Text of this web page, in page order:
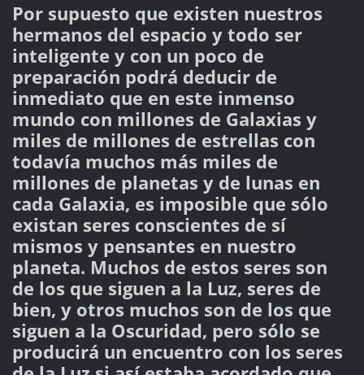
Por supuesto que existen nuestros
hermanos del espacio y todo ser
inteligente y con un poco de
preparación podrá deducir de
inmediato que en este inmenso
mundo con millones de Galaxias y
miles de millones de estrellas con
todavía muchos más miles de
millones de planetas y de lunas en
cada Galaxia, es imposible que sólo
existan seres conscientes de sí
mismos y pensantes en nuestro
planeta. Muchos de estos seres son
de los que siguen a la Luz, seres de
bien, y otros muchos son de los que
siguen a la Oscuridad, pero sólo se
producirá un encuentro con los seres